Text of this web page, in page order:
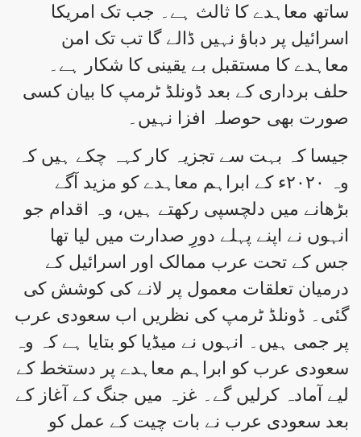
ساتھ معاہدے کا ثالث ہے۔ جب تک امریکا
اسرائیل پر دباؤ نہیں ڈالے گا تب تک امن
معاہدے کا مستقبل بے یقینی کا شکار ہے۔
حلف برداری کے بعد ڈونلڈ ٹرمپ کا بیان کسی
صورت بھی حوصلہ افزا نہیں۔
جیسا کہ بہت سے تجزیہ کار کہہ چکے ہیں کہ
وہ ۲۰۲۰ء کے ابراہم معاہدے کو مزید آگے
بڑھانے میں دلچسپی رکھتے ہیں، وہ اقدام جو
انہوں نے اپنے پہلے دورِ صدارت میں لیا تھا
جس کے تحت عرب ممالک اور اسرائیل کے
درمیان تعلقات معمول پر لانے کی کوشش کی
گئی۔ ڈونلڈ ٹرمپ کی نظریں اب سعودی عرب
پر جمی ہیں۔ انہوں نے میڈیا کو بتایا ہے کہ وہ
سعودی عرب کو ابراہم معاہدے پر دستخط کے
لیے آمادہ کرلیں گے۔ غزہ میں جنگ کے آغاز کے
بعد سعودی عرب نے بات چیت کے عمل کو